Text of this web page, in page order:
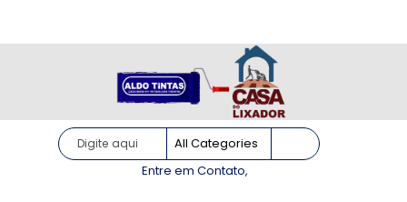
Entre em Contato,